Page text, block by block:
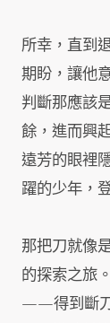
所幸，直到
期盼，讓他
判斷那應該
餘，進而興
遠芳的眼裡
躍的少年，
那把刀就像
的探索之旅
——得到斷刀